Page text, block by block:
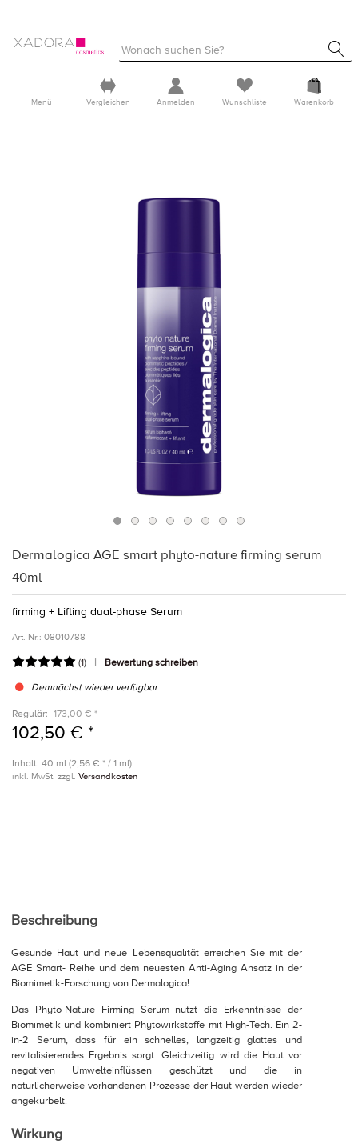
Menü Vergleichen Anmelden Wunschliste Warenkorb
Dermalogica AGE smart phyto-nature firming serum
40ml
firming + Lifting dual-phase Serum
Art.-Nr.: 08010788
(1) Bewertung schreiben
Demnächst wieder verfügbar
Regulär: 173,00 € *
102,50 € *
Inhalt: 40 ml (2,56 € * / 1 ml)
inkl. MwSt. zzgl. Versandkosten
Beschreibung
Gesunde Haut und neue Lebensqualität erreichen Sie mit der
AGE Smart- Reihe und dem neuesten Anti-Aging Ansatz in der
Biomimetik-Forschung von Dermalogica!
Das Phyto-Nature Firming Serum nutzt die Erkenntnisse der
Biomimetik und kombiniert Phytowirkstoffe mit High-Tech. Ein 2-
in-2 Serum, dass für ein schnelles, langzeitig glattes und
revitalisierendes Ergebnis sorgt. Gleichzeitig wird die Haut vor
negativen Umwelteinflüssen geschützt und die in
natürlicherweise vorhandenen Prozesse der Haut werden wieder
angekurbelt.
Wirkung